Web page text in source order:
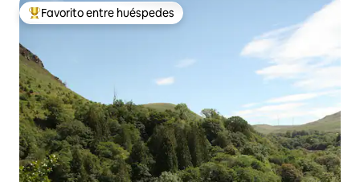
Favorito entre huéspedes preferido
Favorito entre huéspedes